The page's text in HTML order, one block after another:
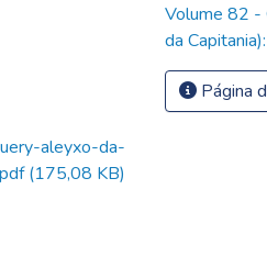
aleyxo-da-
(175,08 KB)
Volume 82 -
da
Página